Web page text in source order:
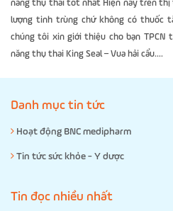
năng thụ thai tốt nhất Hiện nay trên thị
lượng tinh trùng chứ không có thuốc
chúng tôi xin giới thiệu cho bạn TPCN
năng thụ thai King Seal – Vua hải cẩu....
Danh mục tin tức
Hoạt động BNC medipharm
Tin tức sức khỏe - Y dược
Tin đọc nhiều nhất